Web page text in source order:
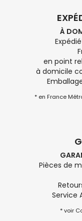
À
en point
à domicile
* en France
Pièces de
Service
* voir